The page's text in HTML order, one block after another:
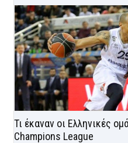
Τι έκαναν οι Ελληνικές
Champions League